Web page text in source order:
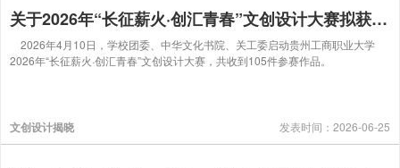
关于2026年“长征薪火·创汇青春”文创设计大赛拟获奖名单的公示
2026年4月10日，学校团委、中华文化书院、关工委启动贵州工商职业大学
2026年“长征薪火·创汇青春”文创设计大赛，共收到105件参赛作品。
文创设计揭晓 发表时间：2026-06-25